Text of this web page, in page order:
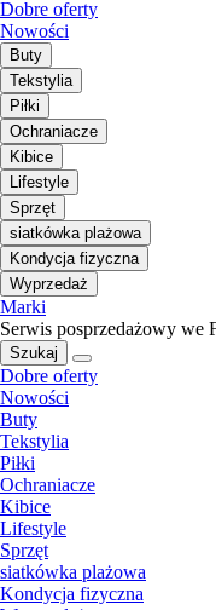
Dobre oferty
Nowości
Buty
Tekstylia
Piłki
Ochraniacze
Kibice
Lifestyle
Sprzęt
siatkówka plażowa
Kondycja fizyczna
Wyprzedaż
Marki
Serwis posprzedażowy we
Szukaj
Dobre oferty
Nowości
Buty
Tekstylia
Piłki
Ochraniacze
Kibice
Lifestyle
Sprzęt
siatkówka plażowa
Kondycja fizyczna